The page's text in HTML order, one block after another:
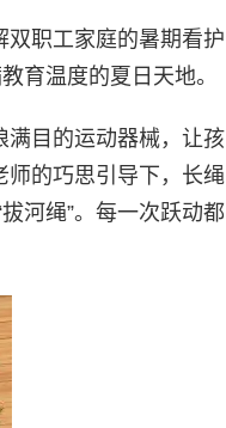
职工家庭的暑期看护
育温度的夏日天地。
满目的运动器械，让孩
的巧思引导下，长绳
河绳”。每一次跃动都